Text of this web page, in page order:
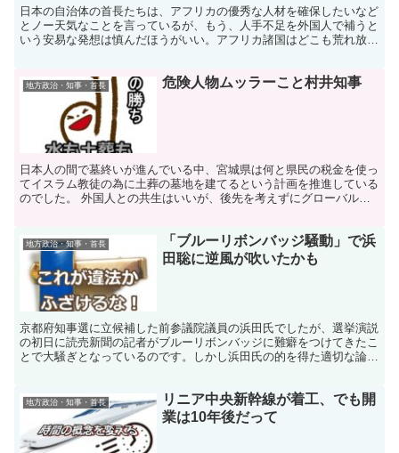
日本の自治体の首長たちは、アフリカの優秀な人材を確保したいなど
とノー天気なことを言っているが、もう、人手不足を外国人で補うと
いう安易な発想は慎んだほうがいい。アフリカ諸国はどこも荒れ放題
地方政治・知事・首長 危険人物ムッラーこと村井知事
日本人の間で墓終いが進んでいる中、宮城県は何と県民の税金を使っ
てイスラム教徒の為に土葬の墓地を建てるという計画を推進している
のでした。 外国人との共生はいいが、後先を考えずにグローバルリ
地方政治・知事・首長
「ブルーリボンバッジ騒動」で浜
田聡に逆風が吹いたかも
京都府知事選に立候補した前参議院議員の浜田氏でしたが、選挙演説
の初日に読売新聞の記者がブルーリボンバッジに難癖をつけてきたこ
とで大騒ぎとなっているのです。しかし浜田氏の的を得た適切な論理
地方政治・知事・首長
リニア中央新幹線が着工、でも開
業は10年後だって